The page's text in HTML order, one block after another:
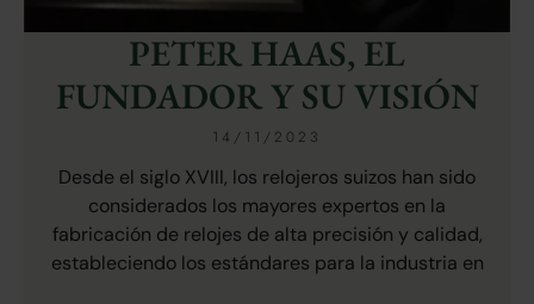
PETER HAAS, EL
FUNDADOR Y SU VISIÓN
14/11/2023
Desde el siglo XVIII, los relojeros suizos han sido
considerados los mayores expertos en la
fabricación de relojes de alta precisión y calidad,
estableciendo los estándares para la industria en